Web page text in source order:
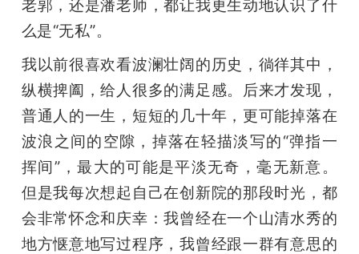
老郭，还是潘老师，都让我更生动地认识了什
么是“无私”。
我以前很喜欢看波澜壮阔的历史，徜徉其中，
纵横捭阖，给人很多的满足感。后来才发现，
普通人的一生，短短的几十年，更可能掉落在
波浪之间的空隙，掉落在轻描淡写的“弹指一
挥间”，最大的可能是平淡无奇，毫无新意。
但是我每次想起自己在创新院的那段时光，都
会非常怀念和庆幸：我曾经在一个山清水秀的
地方惬意地写过程序，我曾经跟一群有意思的